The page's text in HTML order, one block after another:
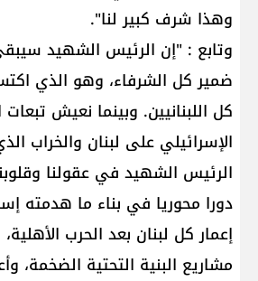
وهذا شرف كبير لنا".
وتابع : "إن الرئيس الشهيد
ضمير كل الشرفاء، وهو الذي
كل اللبنانيين. وبينما نعيش تبعات
الإسرائيلي على لبنان والخراب
الرئيس الشهيد في عقولنا
دورا محوريا في بناء ما هدمته
إعمار كل لبنان بعد الحرب
مشاريع البنية التحتية الضخمة،